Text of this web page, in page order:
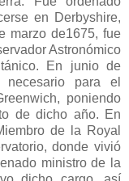
en Derbyshire,
marzo de1675, fue
Astronómico
En junio de
para el
poniendo
de dicho año. En
de la Royal
donde vivió
ministro de la